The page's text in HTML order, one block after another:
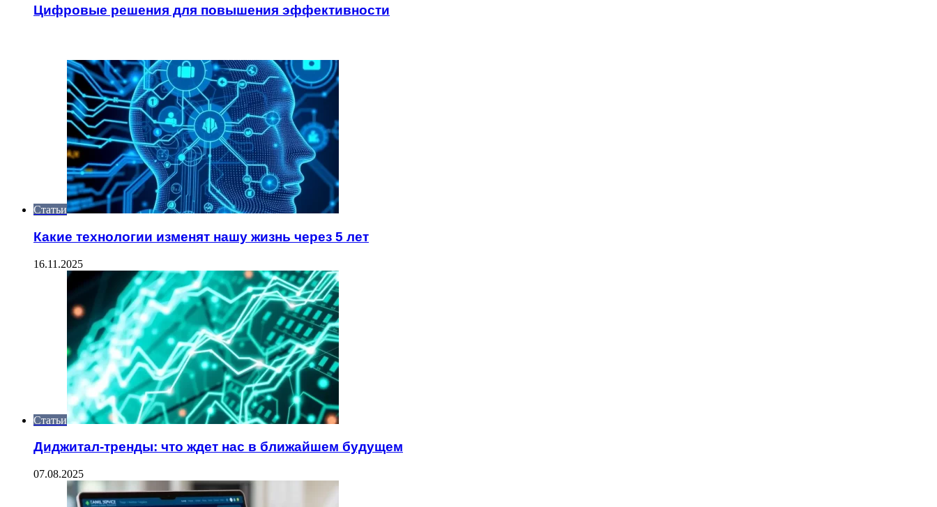
Цифровые решения для повышения эффективности
Статьи
Какие технологии изменят нашу жизнь через 5 лет
16.11.2025
Статьи
Диджитал-тренды: что ждет нас в ближайшем будущем
07.08.2025